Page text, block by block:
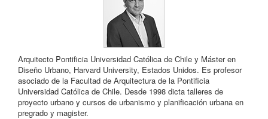
Arquitecto Pontificia Universidad Católica de Chile y Máster en
Diseño Urbano, Harvard University, Estados Unidos. Es profesor
asociado de la Facultad de Arquitectura de la Pontificia
Universidad Católica de Chile. Desde 1998 dicta talleres de
proyecto urbano y cursos de urbanismo y planificación urbana en
pregrado y magister.